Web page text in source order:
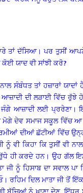
ਤਾਂ ਦੱਸਿਆ। ਪਰ ਤੁਸੀਂ
ਕੋਈ ਯਾਦ ਵੀ ਸਾਂਝੀ ਕਰੋ?
ਸੰਬੰਧਤ ਤਾਂ ਹਜ਼ਾਰਾਂ
ਆਜ਼ਾਦੀ ਦੀ ਲੜਾਈ ਵਿੱਚ
ਆਜ਼ਾਦੀ ਲਈ ਪ੍ਰਰੇਣਾ।
ਮੋਗੇ ਦੇਵ ਸਮਾਜ ਸਕੂਲ
ਦੀਆਂ ਛੱਟੀਆਂ ਵਿੱਚ
ਨੂੰ ਵੀ ਕਿਹਾ ਕਿ ਤੁਸੀਂ
ਹੀ ਕਰਦੇ ਹਨ। ਉਹ ਗੱਲ
ਜੀ ਨੂੰ ਹਿਸਾਬ ਦਾ
ਦਿਲ ਮਾਤਾ ਜੀ ਤੋਂ ਇੱਕ